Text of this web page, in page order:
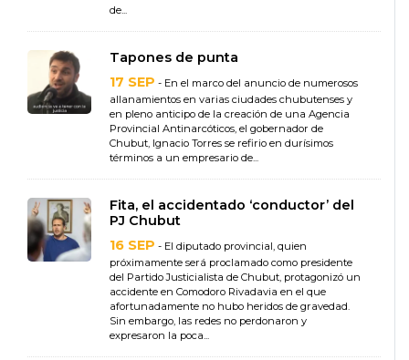
de...
Tapones de punta
17 SEP - En el marco del anuncio de numerosos
allanamientos en varias ciudades chubutenses y
en pleno anticipo de la creación de una Agencia
Provincial Antinarcóticos, el gobernador de
Chubut, Ignacio Torres se refirio en durísimos
términos a un empresario de...
Fita, el accidentado ‘conductor’ del
PJ Chubut
16 SEP - El diputado provincial, quien
próximamente será proclamado como presidente
del Partido Justicialista de Chubut, protagonizó un
accidente en Comodoro Rivadavia en el que
afortunadamente no hubo heridos de gravedad.
Sin embargo, las redes no perdonaron y
expresaron la poca...